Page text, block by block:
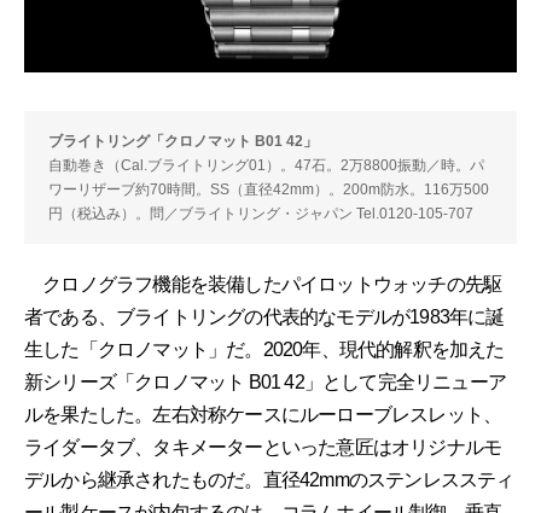
ブライトリング「クロノマット B01 42」
自動巻き（Cal.ブライトリング01）。47石。2万8800振動／時。パ
ワーリザーブ約70時間。SS（直径42mm）。200m防水。116万500
円（税込み）。問／ブライトリング・ジャパン Tel.0120-105-707
クロノグラフ機能を装備したパイロットウォッチの先駆
者である、ブライトリングの代表的なモデルが1983年に誕
生した「クロノマット」だ。2020年、現代的解釈を加えた
新シリーズ「クロノマット B01 42」として完全リニューア
ルを果たした。左右対称ケースにルーローブレスレット、
ライダータブ、タキメーターといった意匠はオリジナルモ
デルから継承されたものだ。直径42mmのステンレススティ